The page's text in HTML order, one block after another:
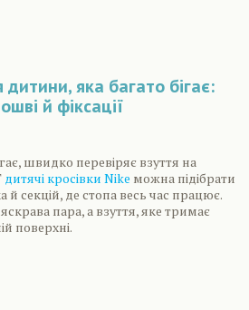
яка багато бігає:
й фіксації
швидко перевіряє взуття на
дитячі кросівки Nike можна підібрати
секцій, де стопа весь час працює.
пара, а взуття, яке тримає
поверхні.